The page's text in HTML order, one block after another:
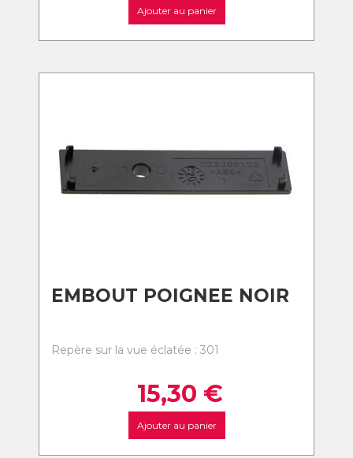
Ajouter au panier
EMBOUT POIGNEE NOIR
Repère sur la vue éclatée : 301
15,30 €
Ajouter au panier